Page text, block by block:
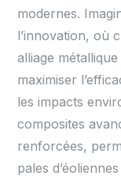
modernes.
l’innovation, où
alliage
maximiser
les impacts
composites
renforcées,
pales